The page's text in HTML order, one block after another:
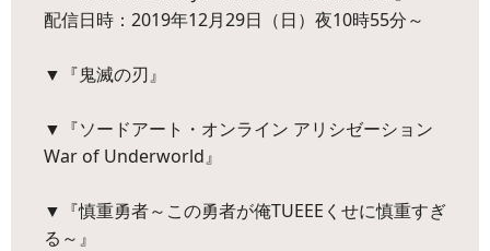
配信日時：2019年12月29日（日）夜10時55分～
▼『鬼滅の刃』
▼『ソードアート・オンライン アリシゼーション
War of Underworld』
▼『慎重勇者～この勇者が俺TUEEEくせに慎重すぎ
る～』